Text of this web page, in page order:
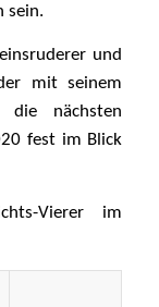
sein.
und
mit seinem
die nächsten
fest im Blick
Vierer im